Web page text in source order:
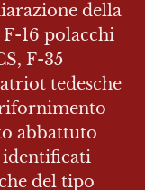
della
16 polacchi
F-35
tedesche
abbattuto
identificati
del tipo